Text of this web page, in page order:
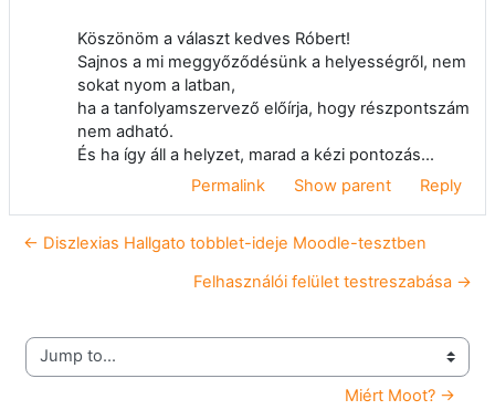
Köszönöm a választ kedves Róbert!
Sajnos a mi meggyőződésünk a helyességről, nem
sokat nyom a latban,
ha a tanfolyamszervező előírja, hogy részpontszám
nem adható.
És ha így áll a helyzet, marad a kézi pontozás...
Permalink
Show parent Reply
← Diszlexias Hallgato tobblet-ideje Moodle-tesztben
Felhasználói felület testreszabása →
Jump to...
Miért Moot? →